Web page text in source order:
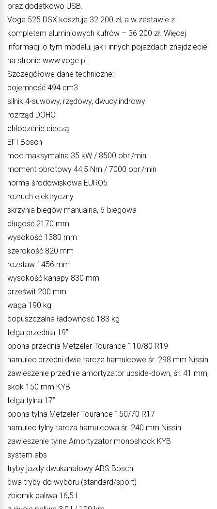
oraz dodatkowo USB.
Voge 525 DSX kosztuje 32 200 zł, a w zestawie z
kompletem aluminiowych kufrów – 36 200 zł. Więcej
informacji o tym modelu, jak i innych pojazdach znajdziecie
na stronie www.voge.pl.
Szczegółowe dane techniczne:
pojemność 494 cm3
silnik 4-suwowy, rzędowy, dwucylindrowy
rozrząd DOHC
chłodzenie cieczą
EFI Bosch
moc maksymalna 35 kW / 8500 obr./min.
moment obrotowy 44,5 Nm / 7000 obr./min
norma środowiskowa EURO5
rozruch elektryczny
skrzynia biegów manualna, 6-biegowa
długość 2170 mm
wysokość 1380 mm
szerokość 820 mm
rozstaw 1456 mm
wysokość kanapy 830 mm
prześwit 200 mm
waga 190 kg
dopuszczalna ładowność 183 kg
felga przednia 19”
opona przednia Metzeler Tourance 110/80 R19
hamulec przedni dwie tarcze hamulcowe śr. 298 mm Nissin
zawieszenie przednie amortyzator upside-down, śr. 41 mm,
skok 150 mm KYB
felga tylna 17”
opona tylna Metzeler Tourance 150/70 R17
hamulec tylny tarcza hamulcowa śr. 240 mm Nissin
zawieszenie tylne Amortyzator monoshock KYB
system abs
tryby jazdy dwukanałowy ABS Bosch
dwa tryby do wyboru (standard/sport)
zbiornik paliwa 16,5 l